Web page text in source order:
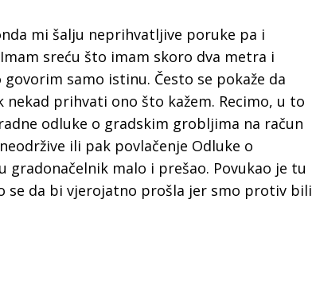
mi šalju neprihvatljive poruke pa i
sreću što imam skoro dva metra i
samo istinu. Često se pokaže da
prihvati ono što kažem. Recimo, u to
odluke o gradskim grobljima na račun
ili pak povlačenje Odluke o
gradonačelnik malo i prešao. Povukao je tu
se da bi vjerojatno prošla jer smo protiv bili